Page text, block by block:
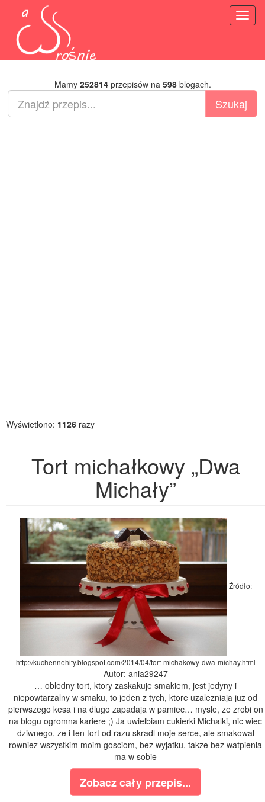
Mamy 252814przepisów na 598blogach.
Wyświetlono: 1126 razy
Tort michałkowy „Dwa
Michały”
Źródło:
http://kuchennehity.blogspot.com/2014/04/tort-michakowy-dwa-michay.html
Autor: ania29247
… obledny tort, ktory zaskakuje smakiem, jest jedyny i
niepowtarzalny w smaku, to jeden z tych, ktore uzalezniaja juz od
pierwszego kesa i na dlugo zapadaja w pamiec… mysle, ze zrobi on
na blogu ogromna kariere ;) Ja uwielbiam cukierki Michalki, nic wiec
dziwnego, ze i ten tort od razu skradl moje serce, ale smakowal
rowniez wszystkim moim gosciom, bez wyjatku, takze bez watpienia
ma w sobie
Zobacz cały przepis...